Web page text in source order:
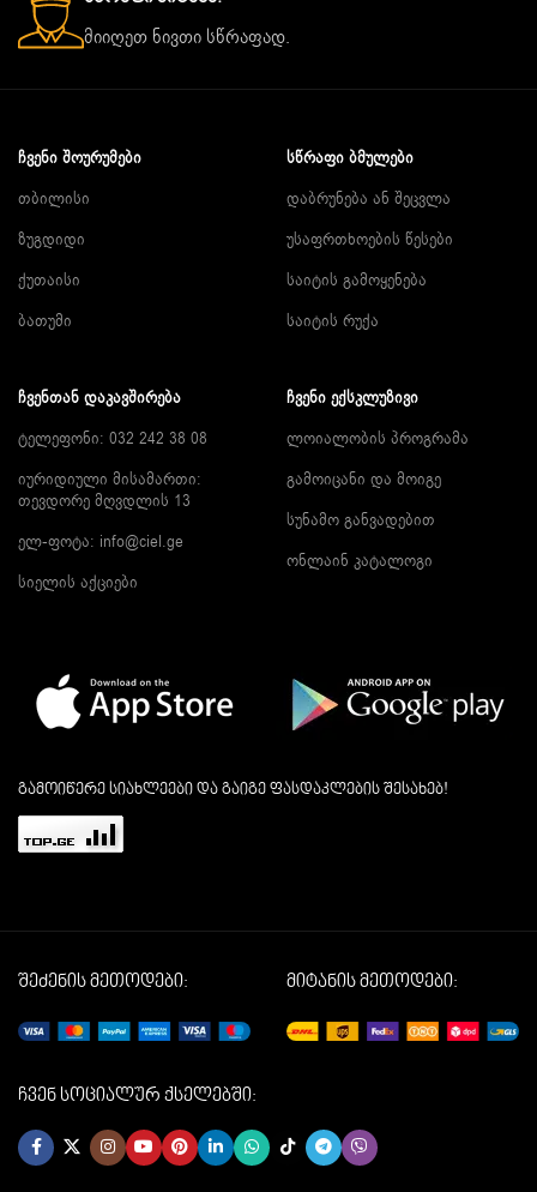
მიიღეთ ნივთი სწრაფად.
ᲩᲕᲔᲜᲘ ᲨᲝᲣᲠᲣᲛᲔᲑᲘ
თბილისი
ზუგდიდი
ქუთაისი
ბათუმი
ᲡᲬᲠᲐᲤᲘ ᲑᲛᲣᲚᲔᲑᲘ
დაბრუნება ან შეცვლა
უსაფრთხოების წესები
საიტის გამოყენება
საიტის რუქა
ᲩᲕᲔᲜᲗᲐᲜ ᲓᲐᲙᲐᲕᲨᲘᲠᲔᲑᲐ
ტელეფონი: 032 242 38 08
იურიდიული მისამართი:
თევდორე მღვდლის 13
ელ-ფოტა: info@ciel.ge
სიელის აქციები
ᲩᲕᲔᲜᲘ ᲔᲥᲡᲙᲚᲣᲖᲘᲕᲘ
ლოიალობის პროგრამა
გამოიცანი და მოიგე
სუნამო განვადებით
ონლაინ კატალოგი
გამოიწერე სიახლეები და გაიგე ფასდაკლების შესახებ!
შეძენის მეთოდები: მიტანის მეთოდები:
ჩვენ სოციალურ ქსელებში: